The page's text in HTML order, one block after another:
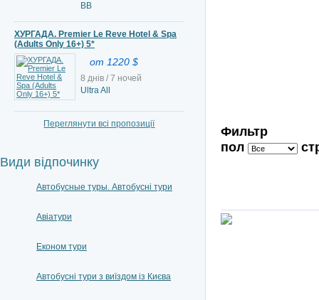
Фильтр
пол
BB
ХУРГАДА. Premier Le Reve Hotel & Spa
(Adults Only 16+) 5*
от 1220 $
8 днів / 7 ночей
Ultra All
Переглянути всі пропозиції
Види відпочинку
Автобусные туры. Автобусні тури
Авіатури
Економ тури
Автобусні тури з виїздом із Києва